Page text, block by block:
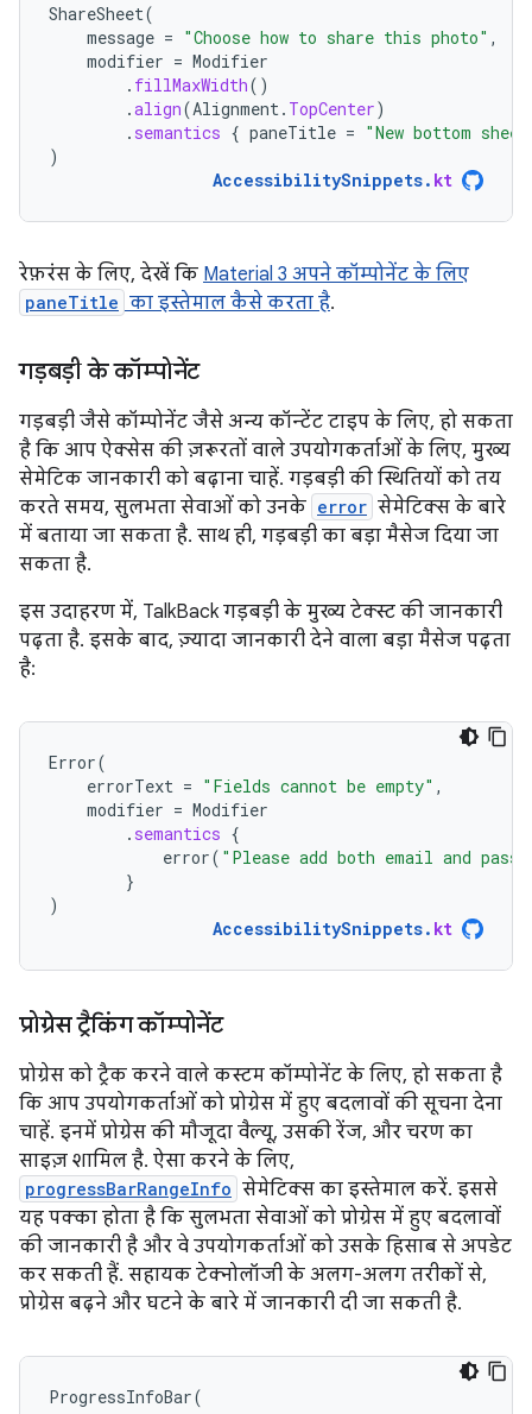
ShareSheet(
message = "Choose how to share this photo" ,
modifier = Modifier
. fillMaxWidth()
.align(Alignment . TopCenter)
. semantics { paneTitle = "New bottom
)
AccessibilitySnippets. kt
रेफ़रंस के लिए, देखें कि Material 3 अपने कॉम्पोनेंट के लिए
paneTitle का इस्तेमाल कैसे करता है.
गड़बड़ी के कॉम्पोनेंट
गड़बड़ी जैसे कॉम्पोनेंट जैसे अन्य कॉन्टेंट टाइप के लिए, हो सकता
है कि आप ऐक्सेस की ज़रूरतों वाले उपयोगकर्ताओं के लिए, मुख्य
सेमेटिक जानकारी को बढ़ाना चाहें. गड़बड़ी की स्थितियों को तय
करते समय, सुलभता सेवाओं को उनके error सेमेटिक्स के बारे
में बताया जा सकता है. साथ ही, गड़बड़ी का बड़ा मैसेज दिया जा
सकता है.
इस उदाहरण में, TalkBack गड़बड़ी के मुख्य टेक्स्ट की जानकारी
पढ़ता है. इसके बाद, ज़्यादा जानकारी देने वाला बड़ा मैसेज पढ़ता
है:
Error(
errorText = "Fields cannot be empty" ,
modifier = Modifier
. semantics {
error( "Please add both email and
}
)
AccessibilitySnippets. kt
प्रोग्रेस ट्रैकिंग कॉम्पोनेंट
प्रोग्रेस को ट्रैक करने वाले कस्टम कॉम्पोनेंट के लिए, हो सकता है
कि आप उपयोगकर्ताओं को प्रोग्रेस में हुए बदलावों की सूचना देना
चाहें. इनमें प्रोग्रेस की मौजूदा वैल्यू, उसकी रेंज, और चरण का
साइज़ शामिल है. ऐसा करने के लिए,
progressBarRangeInfo सेमेटिक्स का इस्तेमाल करें. इससे
यह पक्का होता है कि सुलभता सेवाओं को प्रोग्रेस में हुए बदलावों
की जानकारी है और वे उपयोगकर्ताओं को उसके हिसाब से अपडेट
कर सकती हैं. सहायक टेक्नोलॉजी के अलग-अलग तरीकों से,
प्रोग्रेस बढ़ने और घटने के बारे में जानकारी दी जा सकती है.
ProgressInfoBar(